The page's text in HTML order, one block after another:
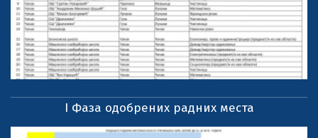
I Фаза одобрених радних места